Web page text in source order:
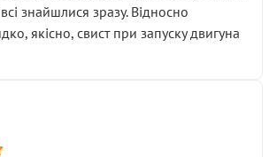
знайшлися зразу. Відносно
якісно, свист при запуску двигуна